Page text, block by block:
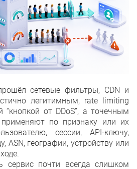
сетевые фильтры, CDN и
легитимным, rate limiting
“кнопкой от DDoS”, а точечным
применяют по признаку или их
сессии, API-ключу,
ASN, географии, устройству или
сервис почти всегда слишком